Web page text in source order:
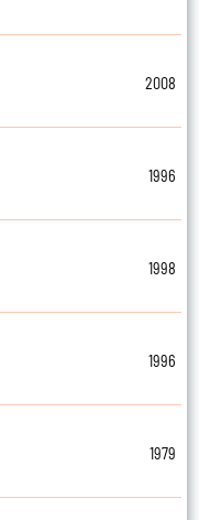
2008
1996
1998
1996
1979